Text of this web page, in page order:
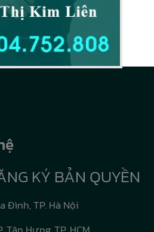
KÝ BẢN QUYỀN
Đình, TP. Hà Nội